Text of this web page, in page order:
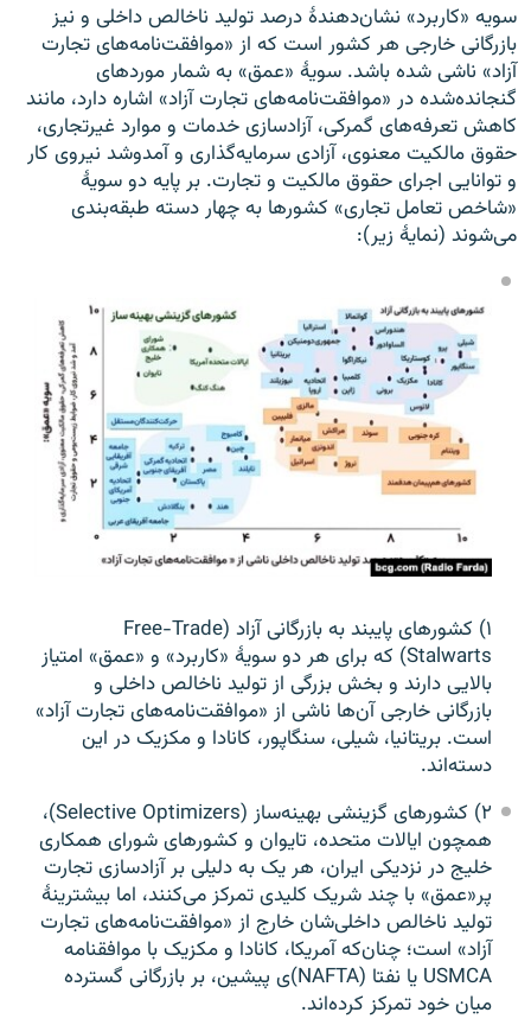
سویه «کاربرد» نشان‌دهندهٔ درصد تولید ناخالص داخلی و نیز
بازرگانی خارجی هر کشور است که از «موافقت‌نامه‌های تجارت
آزاد» ناشی شده باشد. سویهٔ «عمق» به شمار موردهای
گنجانده‌شده در «موافقت‌نامه‌های تجارت آزاد» اشاره دارد، مانند
کاهش تعرفه‌های گمرکی، آزادسازی خدمات و موارد غیرتجاری،
حقوق مالکیت معنوی، آزادی سرمایه‌گذاری و آمدوشد نیروی کار
و توانایی اجرای حقوق مالکیت و تجارت. بر پایه دو سویهٔ
«شاخص تعامل تجاری» کشورها به چهار دسته طبقه‌بندی
می‌شوند (نمایهٔ زیر):
۱) کشور‌های پایبند به بازرگانی آزاد (Free-Trade
Stalwarts) که برای هر دو سویهٔ «کاربرد» و «عمق» امتیاز
بالایی دارند و بخش بزرگی از تولید ناخالص داخلی و
بازرگانی خارجی آن‌ها ناشی از «موافقت‌نامه‌های تجارت آزاد»
است. بریتانیا، شیلی، سنگاپور، کانادا و مکزیک در این
دسته‌اند.
۲) کشور‌های گزینشی بهینه‌ساز (Selective Optimizers)،
همچون ایالات متحده، تایوان و کشورهای شورای همکاری
خلیج در نزدیکی ایران، هر یک به دلیلی بر آزادسازی تجارت
پر«عمق» با چند شریک کلیدی تمرکز می‌کنند، اما بیشترینهٔ
تولید ناخالص داخلی‌شان خارج از «موافقت‌نامه‌های تجارت
آزاد» است؛ چنان‌که آمریکا، کانادا و مکزیک با موافقنامه
USMCA یا نفتا (NAFTA)ی پیشین، بر بازرگانی گسترده
میان خود تمرکز کرده‌اند.